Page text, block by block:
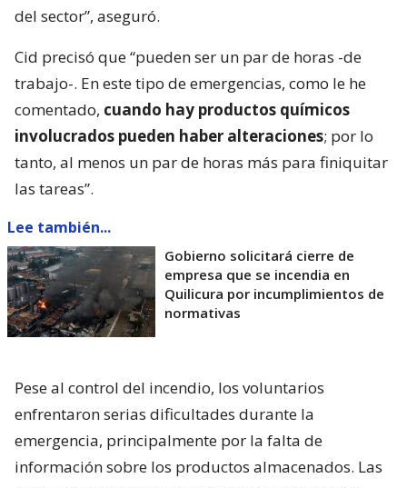
del sector”, aseguró.
Cid precisó que “pueden ser un par de horas -de
trabajo-. En este tipo de emergencias, como le he
comentado, cuando hay productos químicos
involucrados pueden haber alteraciones; por lo
tanto, al menos un par de horas más para finiquitar
las tareas”.
Lee también...
Gobierno solicitará cierre de
empresa que se incendia en
Quilicura por incumplimientos de
normativas
Pese al control del incendio, los voluntarios
enfrentaron serias dificultades durante la
emergencia, principalmente por la falta de
información sobre los productos almacenados. Las